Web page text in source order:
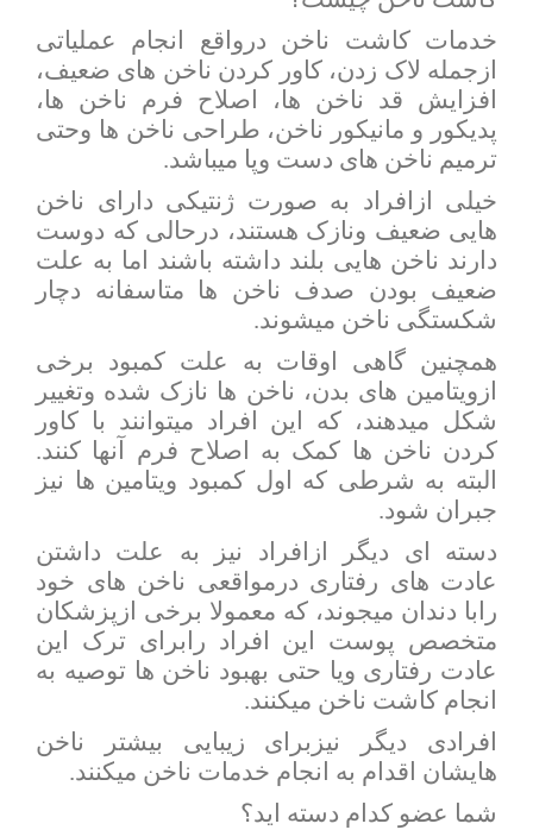
خدمات کاشت ناخن درواقع انجام عملیاتی
ازجمله لاک زدن، کاور کردن ناخن های ضعیف،
افزایش قد ناخن ها، اصلاح فرم ناخن ها،
پدیکور و مانیکور ناخن، طراحی ناخن ها وحتی
ترمیم ناخن های دست وپا میباشد.
خیلی ازافراد به صورت ژنتیکی دارای ناخن
هایی ضعیف ونازک هستند، درحالی که دوست
دارند ناخن هایی بلند داشته باشند اما به علت
ضعیف بودن صدف ناخن ها متاسفانه دچار
شکستگی ناخن میشوند.
همچنین گاهی اوقات به علت کمبود برخی
ازویتامین های بدن، ناخن ها نازک شده وتغییر
شکل میدهند، که این افراد میتوانند با کاور
کردن ناخن ها کمک به اصلاح فرم آنها کنند.
البته به شرطی که اول کمبود ویتامین ها نیز
جبران شود.
دسته ای دیگر ازافراد نیز به علت داشتن
عادت های رفتاری درمواقعی ناخن های خود
رابا دندان میجوند، که معمولا برخی ازپزشکان
متخصص پوست این افراد رابرای ترک این
عادت رفتاری ویا حتی بهبود ناخن ها توصیه به
انجام کاشت ناخن میکنند.
افرادی دیگر نیزبرای زیبایی بیشتر ناخن
هایشان اقدام به انجام خدمات ناخن میکنند.
شما عضو کدام دسته اید؟